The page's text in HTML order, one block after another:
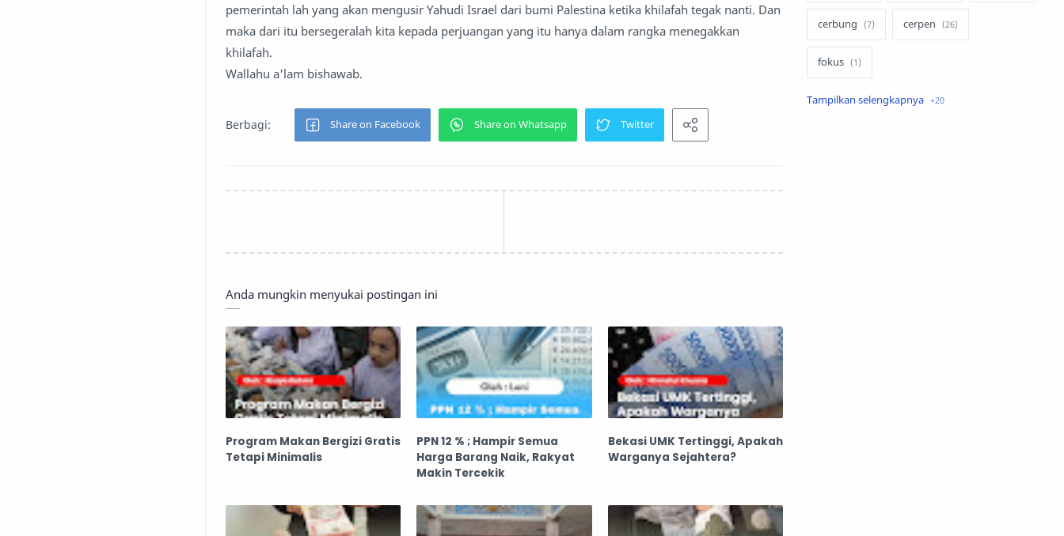
pemerintah lah yang akan mengusir Yahudi Israel dari bumi Palestina ketika khilafah tegak nanti. Dan
maka dari itu bersegeralah kita kepada perjuangan yang itu hanya dalam rangka menegakkan
khilafah.
Wallahu a'lam bishawab.
Anda mungkin menyukai postingan ini
Program Makan Bergizi Gratis
Tetapi Minimalis
PPN 12 % ; Hampir Semua
Harga Barang Naik, Rakyat
Makin Tercekik
Bekasi UMK Tertinggi, Apakah
Warganya Sejahtera?
cerbung cerpen
fokus
hukum internasional